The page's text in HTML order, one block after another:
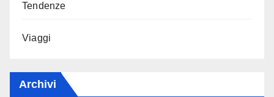
Tendenze
Viaggi
Archivi